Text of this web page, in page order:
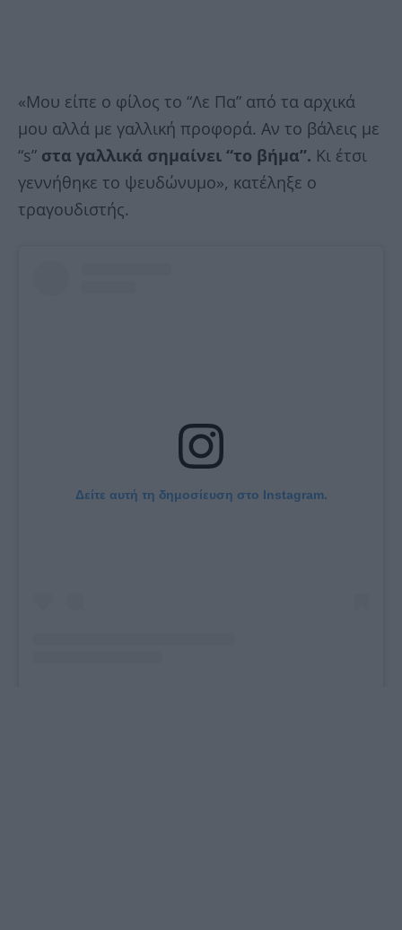
«Μου είπε ο φίλος το “Λε Πα” από τα αρχικά
μου αλλά με γαλλική προφορά. Αν το βάλεις με
“s” στα γαλλικά σημαίνει “το βήμα”. Κι έτσι
γεννήθηκε το ψευδώνυμο», κατέληξε ο
τραγουδιστής.
Δείτε αυτή τη δημοσίευση στο Instagram.